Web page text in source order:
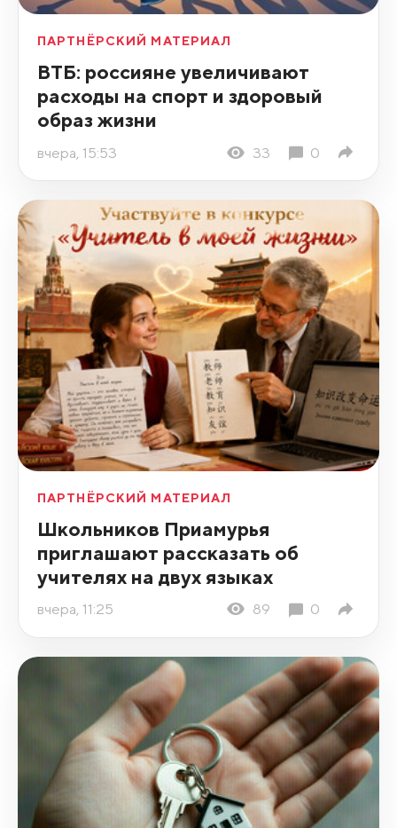
ПАРТНЁРСКИЙ МАТЕРИАЛ
ВТБ: россияне увеличивают
расходы на спорт и здоровый
образ жизни
вчера, 15:53 33 0
ПАРТНЁРСКИЙ МАТЕРИАЛ
Школьников Приамурья
приглашают рассказать об
учителях на двух языках
вчера, 11:25 89 0